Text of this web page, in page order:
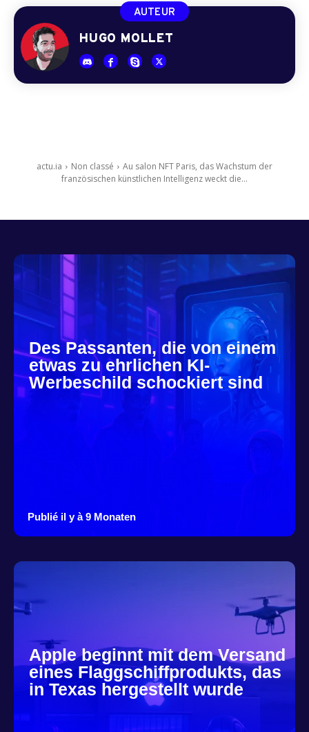
AUTEUR
HUGO MOLLET
actu.ia Non classé
Au salon NFT Paris, das Wachstum der
französischen künstlichen Intelligenz weckt die...
Des Passanten, die von einem
etwas zu ehrlichen KI-
Werbeschild schockiert sind
Publié il y à 9 Monaten
Apple beginnt mit dem Versand
eines Flaggschiffprodukts, das
in Texas hergestellt wurde